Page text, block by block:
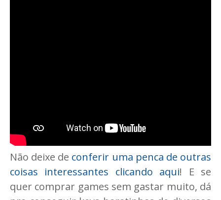
Não deixe de conferir uma penca de outras
coisas interessantes clicando aqui! E se
quer comprar games sem gastar muito, dá